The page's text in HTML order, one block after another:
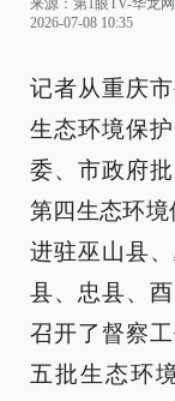
来源： 第1眼TV-华龙网
2026-07-08 10:35
记者从重庆
生态环境保
委、市政府
第四生态环
进驻巫山县
县、忠县、
召开了督察
五批生态环